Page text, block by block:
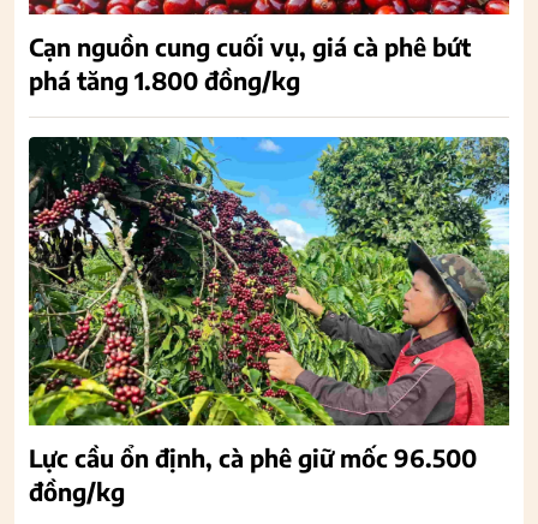
Cạn nguồn cung cuối vụ, giá cà phê bứt
phá tăng 1.800 đồng/kg
Lực cầu ổn định, cà phê giữ mốc 96.500
đồng/kg